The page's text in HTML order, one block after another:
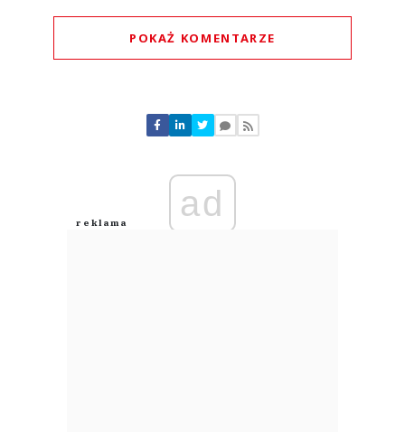
POKAŻ KOMENTARZE
Nie znaleziono komentarzy
Zostaw swoje komentarze
Anuluj
ad